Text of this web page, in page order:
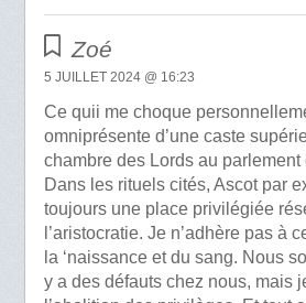
Zoé
5 JUILLET 2024 @ 16:23
Ce quii me choque
omniprésente d’une caste
chambre des Lords au parlement
Dans les rituels cités, Ascot par
toujours une place privilégiée
l’aristocratie. Je n’adhère pas à
la ‘naissance et du sang. Nous
y a des défauts chez nous, mais